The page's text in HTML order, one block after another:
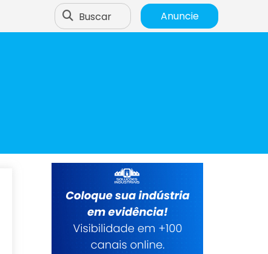
Buscar Anuncie